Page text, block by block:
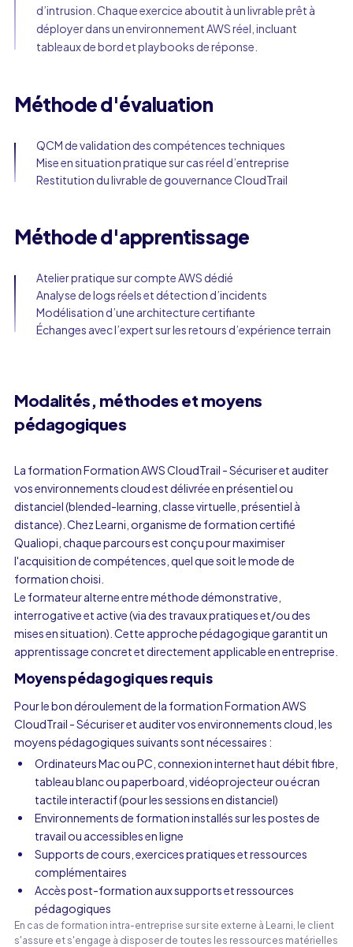
d’intrusion. Chaque exercice aboutit à un livrable prêt à
déployer dans un environnement AWS réel, incluant
tableaux de bord et playbooks de réponse.
Méthode d'évaluation
QCM de validation des compétences techniques
Mise en situation pratique sur cas réel d’entreprise
Restitution du livrable de gouvernance CloudTrail
Méthode d'apprentissage
Atelier pratique sur compte AWS dédié
Analyse de logs réels et détection d’incidents
Modélisation d’une architecture certifiante
Échanges avec l’expert sur les retours d’expérience terrain
Modalités, méthodes et moyens
pédagogiques
La formation Formation AWS CloudTrail - Sécuriser et auditer
vos environnements cloud est délivrée en présentiel ou
distanciel (blended-learning, classe virtuelle, présentiel à
distance). Chez Learni, organisme de formation certifié
Qualiopi, chaque parcours est conçu pour maximiser
l'acquisition de compétences, quel que soit le mode de
formation choisi.
Le formateur alterne entre méthode démonstrative,
interrogative et active (via des travaux pratiques et/ou des
mises en situation). Cette approche pédagogique garantit un
apprentissage concret et directement applicable en entreprise.
Moyens pédagogiques requis
Pour le bon déroulement de la formation Formation AWS
CloudTrail - Sécuriser et auditer vos environnements cloud, les
moyens pédagogiques suivants sont nécessaires :
Ordinateurs Mac ou PC, connexion internet haut débit fibre,
tableau blanc ou paperboard, vidéoprojecteur ou écran
tactile interactif (pour les sessions en distanciel)
Environnements de formation installés sur les postes de
travail ou accessibles en ligne
Supports de cours, exercices pratiques et ressources
complémentaires
Accès post-formation aux supports et ressources
pédagogiques
En cas de formation intra-entreprise sur site externe à Learni, le client
s'assure et s'engage à disposer de toutes les ressources matérielles